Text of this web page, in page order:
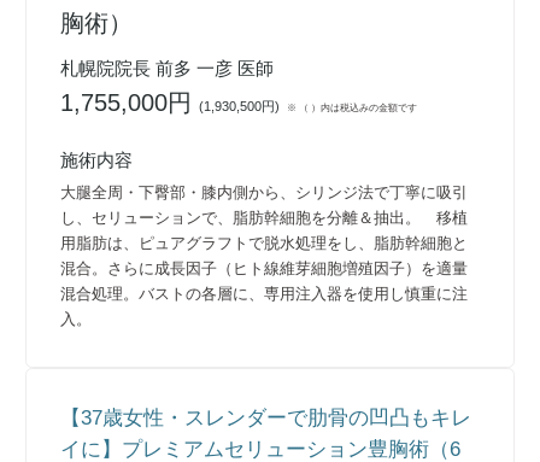
胸術）
札幌院院長 前多 一彦 医師
1,755,000円(1,930,500円) ※ （ ）内は税込みの金額です
施術内容
大腿全周・下臀部・膝内側から、シリンジ法で丁寧に吸引
し、セリューションで、脂肪幹細胞を分離＆抽出。 移植
用脂肪は、ピュアグラフトで脱水処理をし、脂肪幹細胞と
混合。さらに成長因子（ヒト線維芽細胞増殖因子）を適量
混合処理。バストの各層に、専用注入器を使用し慎重に注
入。
【37歳女性・スレンダーで肋骨の凹凸もキレ
イに】プレミアムセリューション豊胸術（6